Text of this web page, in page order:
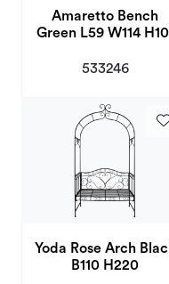
Amaretto Bench
Green L59 W114
533246
Yoda Rose Arch
B110 H220